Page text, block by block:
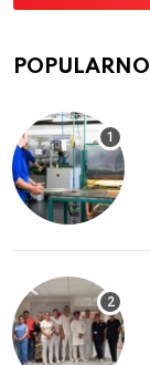
POPULARNO